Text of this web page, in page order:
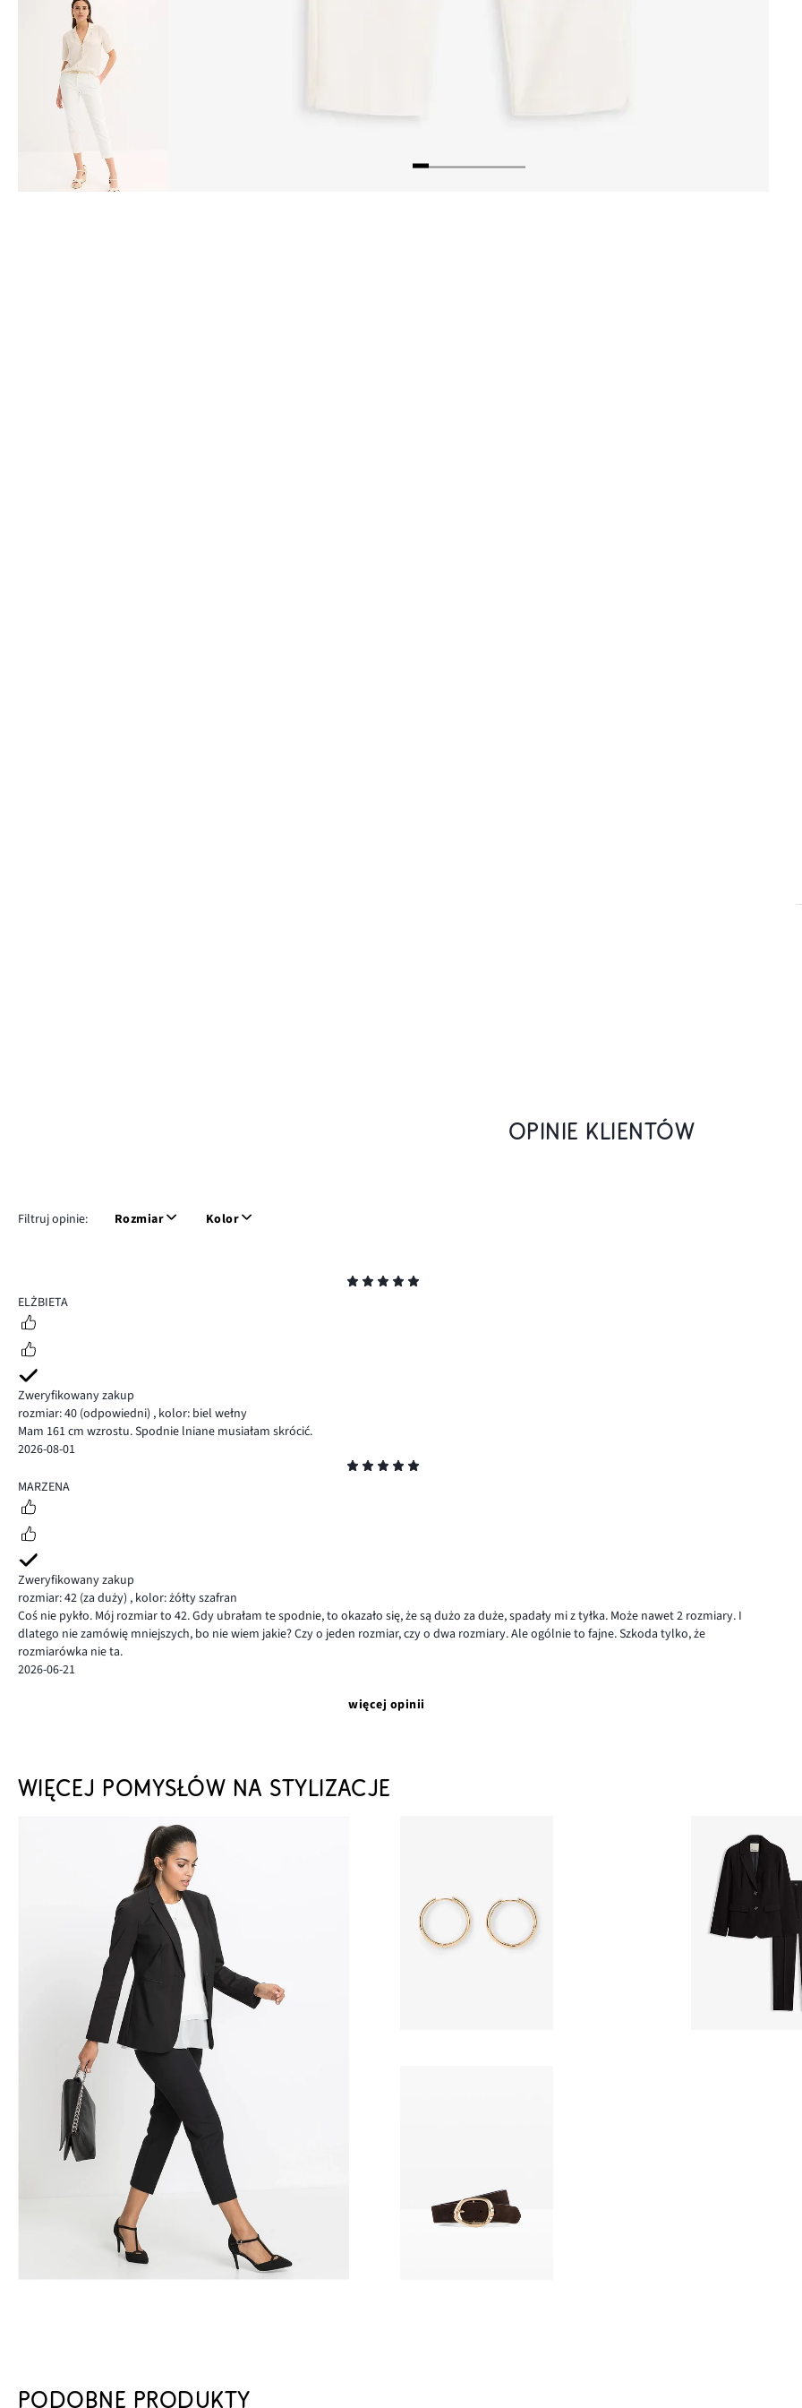
OPINIE KLIENTÓW
Filtruj opinie: Rozmiar Kolor
5
ELŻBIETA
Zweryfikowany zakup
rozmiar: 40 (odpowiedni) , kolor: biel wełny
Mam 161 cm wzrostu. Spodnie lniane musiałam skrócić.
2026-08-01
5
MARZENA
Zweryfikowany zakup
rozmiar: 42 (za duży) , kolor: żółty szafran
Coś nie pykło. Mój rozmiar to 42. Gdy ubrałam te spodnie, to okazało się, że są dużo za duże, spadały mi z tyłka. Może nawet 2 rozmiary. I
dlatego nie zamówię mniejszych, bo nie wiem jakie? Czy o jeden rozmiar, czy o dwa rozmiary. Ale ogólnie to fajne. Szkoda tylko, że
rozmiarówka nie ta.
2026-06-21
więcej opinii
WIĘCEJ POMYSŁÓW NA STYLIZACJE
PODOBNE PRODUKTY